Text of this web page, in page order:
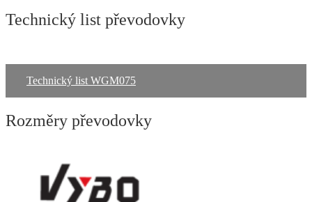
Technický list převodovky
Technický list WGM075
Rozměry převodovky